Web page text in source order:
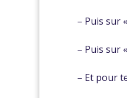
– Puis sur
– Puis sur
– Et pour